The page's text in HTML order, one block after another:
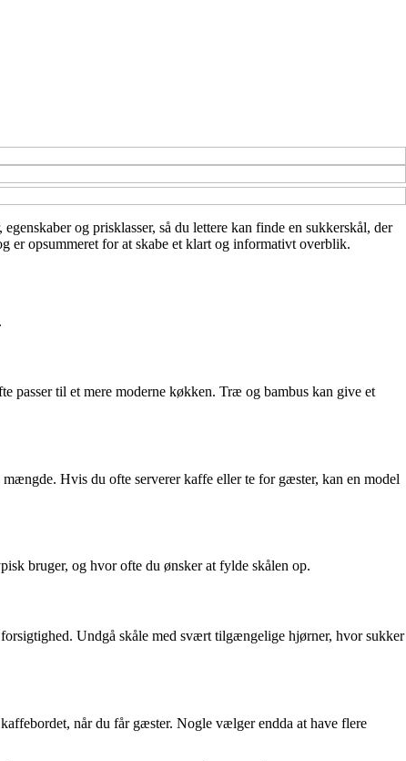
og prisklasser, så du lettere kan finde en sukkerskål, der
er opsummeret for at skabe et klart og informativt overblik.
passer til et mere moderne køkken. Træ og bambus kan give et
Hvis du ofte serverer kaffe eller te for gæster, kan en model
bruger, og hvor ofte du ønsker at fylde skålen op.
Undgå skåle med svært tilgængelige hjørner, hvor sukker
når du får gæster. Nogle vælger endda at have flere